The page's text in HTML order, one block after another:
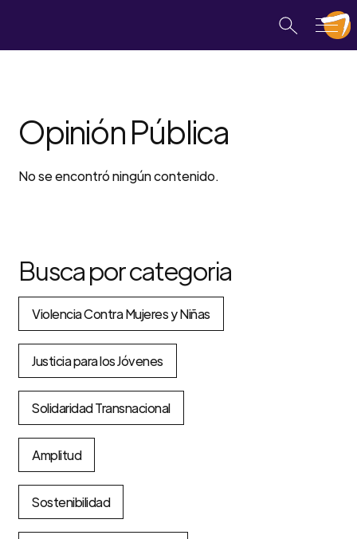
Opinión Pública
No se encontró ningún contenido.
Busca por categoria
Violencia Contra Mujeres y Niñas
Justicia para los Jóvenes
Solidaridad Transnacional
Amplitud
Sostenibilidad